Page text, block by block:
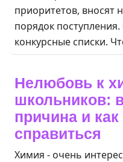
приоритетов, вносят
порядок
конкурсные списки.
Нелюбовь к
школьников:
причина и как
справиться
Химия - очень